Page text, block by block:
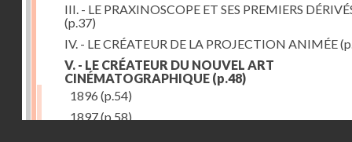
III. - LE PRAXINOSCOPE ET SES PREMIERS
(p.37)
IV. - LE CRÉATEUR DE LA PROJECTION ANIMÉE
V. - LE CRÉATEUR DU NOUVEL ART
CINÉMATOGRAPHIQUE (p.48)
1896 (p.54)
1897(p.58)